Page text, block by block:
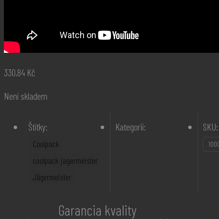
330,84 Kč
Není skladem
Štítky:
Coolpack
coolpack jagermeister
Jägermeister
Kategorií: SKU:
Garancia kvality